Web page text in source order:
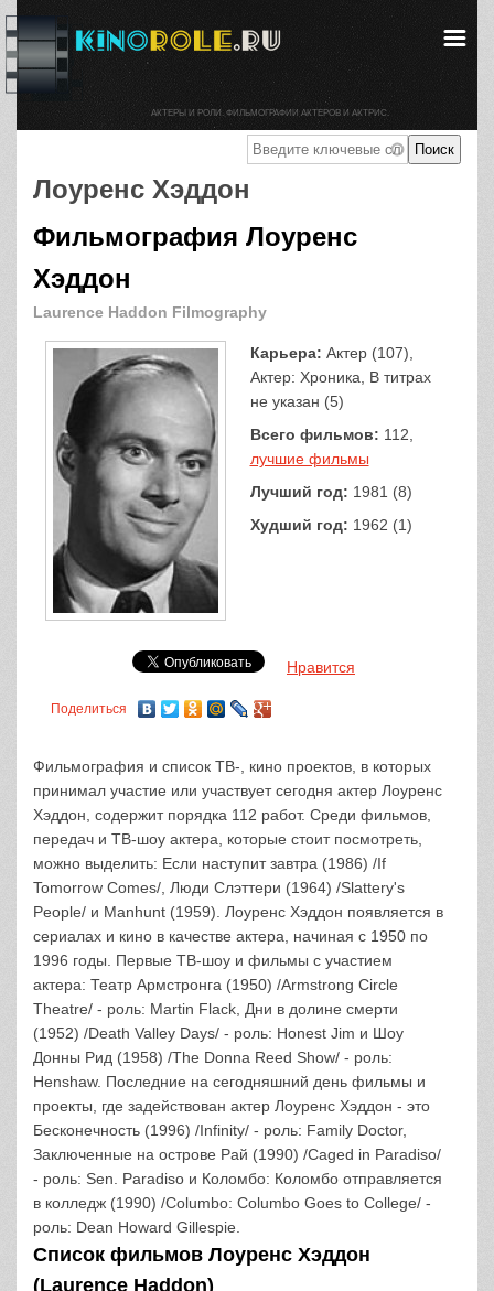
Лоуренс Хэддон
Фильмография Лоуренс
Хэддон
Laurence Haddon Filmography
Карьера: Актер (107),
Актер: Хроника, В титрах
не указан (5)
Всего фильмов: 112,
лучшие фильмы
Лучший год: 1981 (8)
Худший год: 1962 (1)
Нравится
Поделиться
Фильмография и список ТВ-, кино проектов, в которых
принимал участие или участвует сегодня актер Лоуренс
Хэддон, содержит порядка 112 работ. Среди фильмов,
передач и ТВ-шоу актера, которые стоит посмотреть,
можно выделить: Если наступит завтра (1986) /If
Tomorrow Comes/, Люди Слэттери (1964) /Slattery's
People/ и Manhunt (1959). Лоуренс Хэддон появляется в
сериалах и кино в качестве актера, начиная с 1950 по
1996 годы. Первые ТВ-шоу и фильмы с участием
актера: Театр Армстронга (1950) /Armstrong Circle
Theatre/ - роль: Martin Flack, Дни в долине смерти
(1952) /Death Valley Days/ - роль: Honest Jim и Шоу
Донны Рид (1958) /The Donna Reed Show/ - роль:
Henshaw. Последние на сегодняшний день фильмы и
проекты, где задействован актер Лоуренс Хэддон - это
Бесконечность (1996) /Infinity/ - роль: Family Doctor,
Заключенные на острове Рай (1990) /Caged in Paradiso/
- роль: Sen. Paradiso и Коломбо: Коломбо отправляется
в колледж (1990) /Columbo: Columbo Goes to College/ -
роль: Dean Howard Gillespie.
Список фильмов Лоуренс Хэддон
(Laurence Haddon)
АКТЕРЫ И РОЛИ. ФИЛЬМОГРАФИИ АКТЕРОВ И АКТРИС.